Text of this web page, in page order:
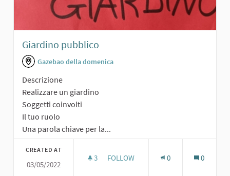
Giardino pubblico
Gazebao della domenica
Descrizione
Realizzare un giardino
Soggetti coinvolti
Il tuo ruolo
Una parola chiave per la...
CREATED AT
03/05/2022
3 3 FOLLOWERS
FOLLOW 0 0